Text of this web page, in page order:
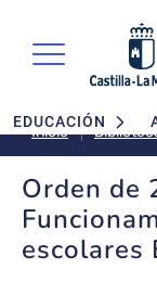
Navegación
EDUCACIÓN
Inicio
Orden de
escolares